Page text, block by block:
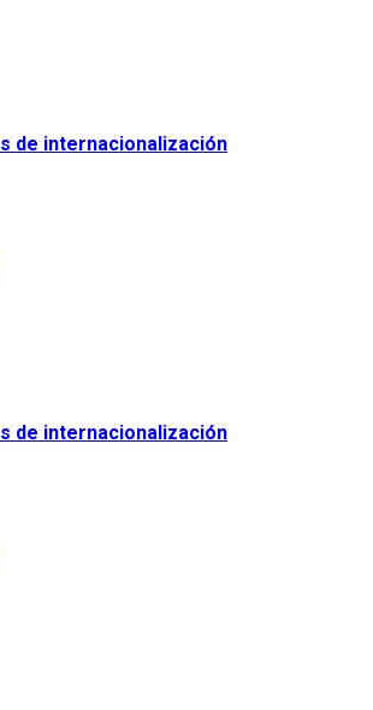
de internacionalización
de internacionalización